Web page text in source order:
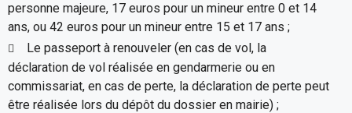
personne majeure, 17 euros pour un mineur entre 0 et 14
ans, ou 42 euros pour un mineur entre 15 et 17 ans ;
Le passeport à renouveler (en cas de vol, la
déclaration de vol réalisée en gendarmerie ou en
commissariat, en cas de perte, la déclaration de perte peut
être réalisée lors du dépôt du dossier en mairie) ;